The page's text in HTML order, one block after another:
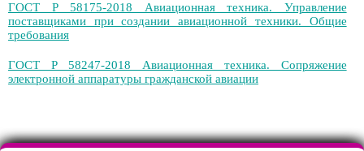
ГОСТ Р 58175-2018 Авиационная техника. Управление
поставщиками при создании авиационной техники. Общие
требования
ГОСТ Р 58247-2018 Авиационная техника. Сопряжение
электронной аппаратуры гражданской авиации